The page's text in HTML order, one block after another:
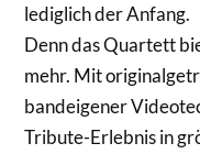
lediglich der Anfang.
Denn das Quartett
mehr. Mit
bandeigener
Tribute-Erlebnis in